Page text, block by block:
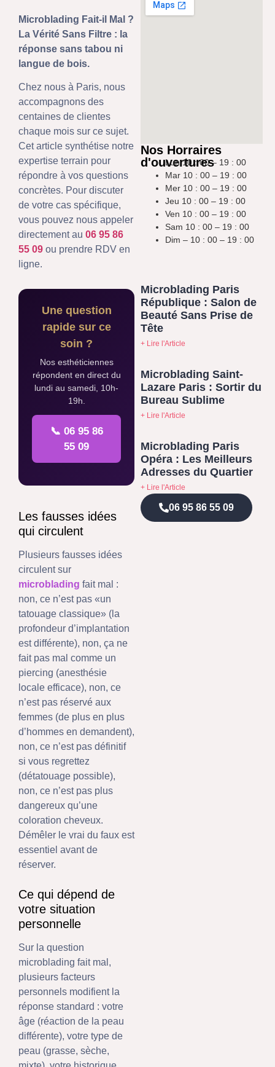
Microblading Fait-il Mal ?
La Vérité Sans Filtre : la
réponse sans tabou ni
langue de bois.
Chez nous à Paris, nous
accompagnons des
centaines de clientes
chaque mois sur ce sujet.
Cet article synthétise notre
expertise terrain pour
répondre à vos questions
concrètes. Pour discuter
de votre cas spécifique,
vous pouvez nous appeler
directement au 06 95 86
55 09 ou prendre RDV en
ligne.
Une question
rapide sur ce
soin ?
Nos esthéticiennes
répondent en direct du
lundi au samedi, 10h-
19h.
📞 06 95 86
55 09
Les fausses idées
qui circulent
Plusieurs fausses idées
circulent sur
microblading fait mal :
non, ce n’est pas «un
tatouage classique» (la
profondeur d’implantation
est différente), non, ça ne
fait pas mal comme un
piercing (anesthésie
locale efficace), non, ce
n’est pas réservé aux
femmes (de plus en plus
d’hommes en demandent),
non, ce n’est pas définitif
si vous regrettez
(détatouage possible),
non, ce n’est pas plus
dangereux qu’une
coloration cheveux.
Démêler le vrai du faux est
essentiel avant de
réserver.
Ce qui dépend de
votre situation
personnelle
Sur la question
microblading fait mal,
plusieurs facteurs
personnels modifient la
réponse standard : votre
âge (réaction de la peau
différente), votre type de
peau (grasse, sèche,
Nos Horraires
d'ouvertures
Lun 10 : 00 – 19 : 00
Mar 10 : 00 – 19 : 00
Mer 10 : 00 – 19 : 00
Jeu 10 : 00 – 19 : 00
Ven 10 : 00 – 19 : 00
Sam 10 : 00 – 19 : 00
Dim – 10 : 00 – 19 : 00
Microblading Paris
République : Salon de
Beauté Sans Prise de
Tête
+ Lire l'Article
Microblading Saint-
Lazare Paris : Sortir du
Bureau Sublime
+ Lire l'Article
Microblading Paris
Opéra : Les Meilleurs
Adresses du Quartier
+ Lire l'Article
06 95 86 55 09